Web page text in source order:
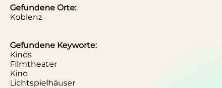
Gefundene Orte:
Koblenz
Gefundene Keyworte:
Kinos
Filmtheater
Kino
Lichtspielhäuser